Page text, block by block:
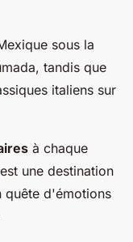
sous la
tandis que
italiens sur
à chaque
une destination
quête d'émotions